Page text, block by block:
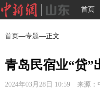
首页
首页—专题—正文
青岛民宿业“贷”
2024年03月28日 10:59 来源：